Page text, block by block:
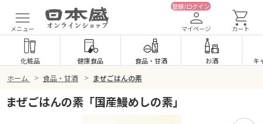
メニュー
登録/ログイン
マイページ カート
化粧品 健康食品 食品・ 甘酒 お酒 キ
ホーム > 食品・甘酒 > まぜごはんの素
まぜごはんの素「国産鰻めしの素」